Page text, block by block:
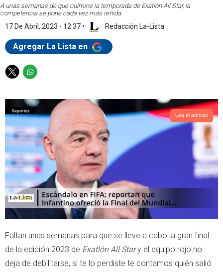
A unas semanas de que culmine la temporada de Exatlón All Star, la
competencia se pone cada vez más reñida.
17 De Abril, 2023 - 12:37 • Redacción La-Lista
Agregar La Lista en
T
i
t
t
e
r
W
a
t
s
a
p
p
Lea el artículo
Faltan unas semanas para que se lleve a cabo la gran final
de la edición 2023 de Exatlón All Stary el equipo rojo no
deja de debilitarse, si te lo perdiste te contamos quién salió